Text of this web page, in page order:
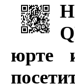
юрте